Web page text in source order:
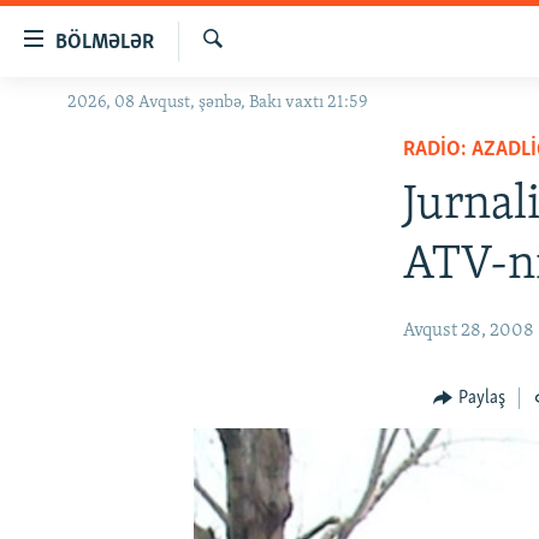
BÖLMƏLƏR
GÜNDƏM
Axtar
2026, 08 Avqust, şənbə, Bakı vaxtı 21:59
RADIO:
ATV-
Avqust 28, 2008
Paylaş